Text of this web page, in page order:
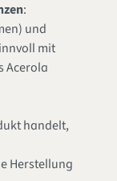
:
und
mit
Acerola
handelt,
Herstellung